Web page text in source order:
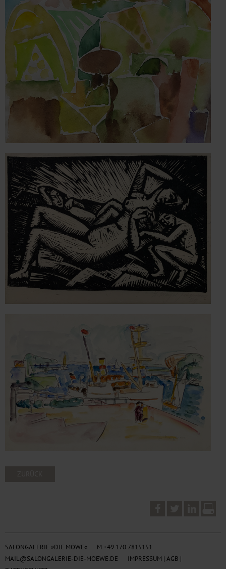
SALONGALERIE »DIE MÖWE«
M +49 170 7815151
MAIL@SALONGALERIE-DIE-MOEWE.DE
IMPRESSUM | AGB |